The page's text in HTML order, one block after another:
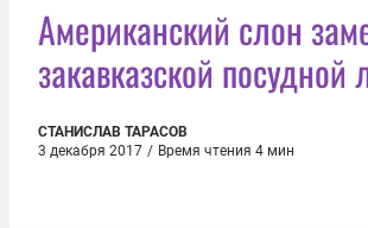
Американский слон
закавказской посудной
СТАНИСЛАВ ТАРАСОВ
3 декабря 2017 / Время чтения 4 мин